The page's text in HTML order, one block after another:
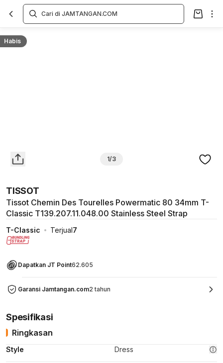
Habis
1/3
TISSOT
Tissot Chemin Des Tourelles Powermatic 80 34mm T-
Classic T139.207.11.048.00 Stainless Steel Strap
T-Classic Terjual7
Dapatkan JT Point62.605
Garansi Jamtangan.com2 tahun
Overview
Spesifikasi
Ringkasan
Style Dress